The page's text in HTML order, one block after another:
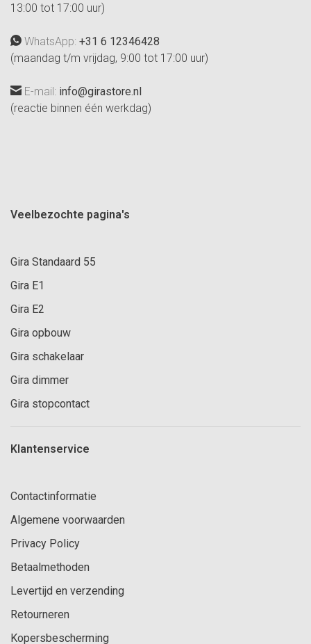
13:00 tot 17:00 uur)
WhatsApp: +31 6 12346428
(maandag t/m vrijdag, 9:00 tot 17:00 uur)
E-mail: info@girastore.nl
(reactie binnen één werkdag)
Veelbezochte pagina's
Gira Standaard 55
Gira E1
Gira E2
Gira opbouw
Gira schakelaar
Gira dimmer
Gira stopcontact
Klantenservice
Contactinformatie
Algemene voorwaarden
Privacy Policy
Betaalmethoden
Levertijd en verzending
Retourneren
Kopersbescherming